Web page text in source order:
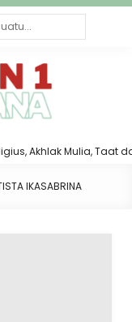
Akhlak Mulia, Taat
IKASABRINA